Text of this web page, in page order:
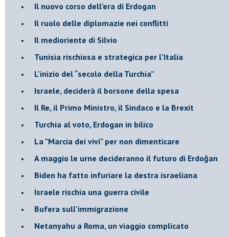
​Il nuovo corso dell’era di Erdogan
Il ruolo delle diplomazie nei conflitti
Il medioriente di Silvio
Tunisia rischiosa e strategica per l'Italia
L'inizio del “secolo della Turchia”
Israele, deciderà il borsone della spesa
Il Re, il Primo Ministro, il Sindaco e la Brexit
Turchia al voto, Erdogan in bilico
La "Marcia dei vivi" per non dimenticare
A maggio le urne decideranno il futuro di Erdoğan
Biden ha fatto infuriare la destra israeliana
Israele rischia una guerra civile
Bufera sull'immigrazione
Netanyahu a Roma, un viaggio complicato